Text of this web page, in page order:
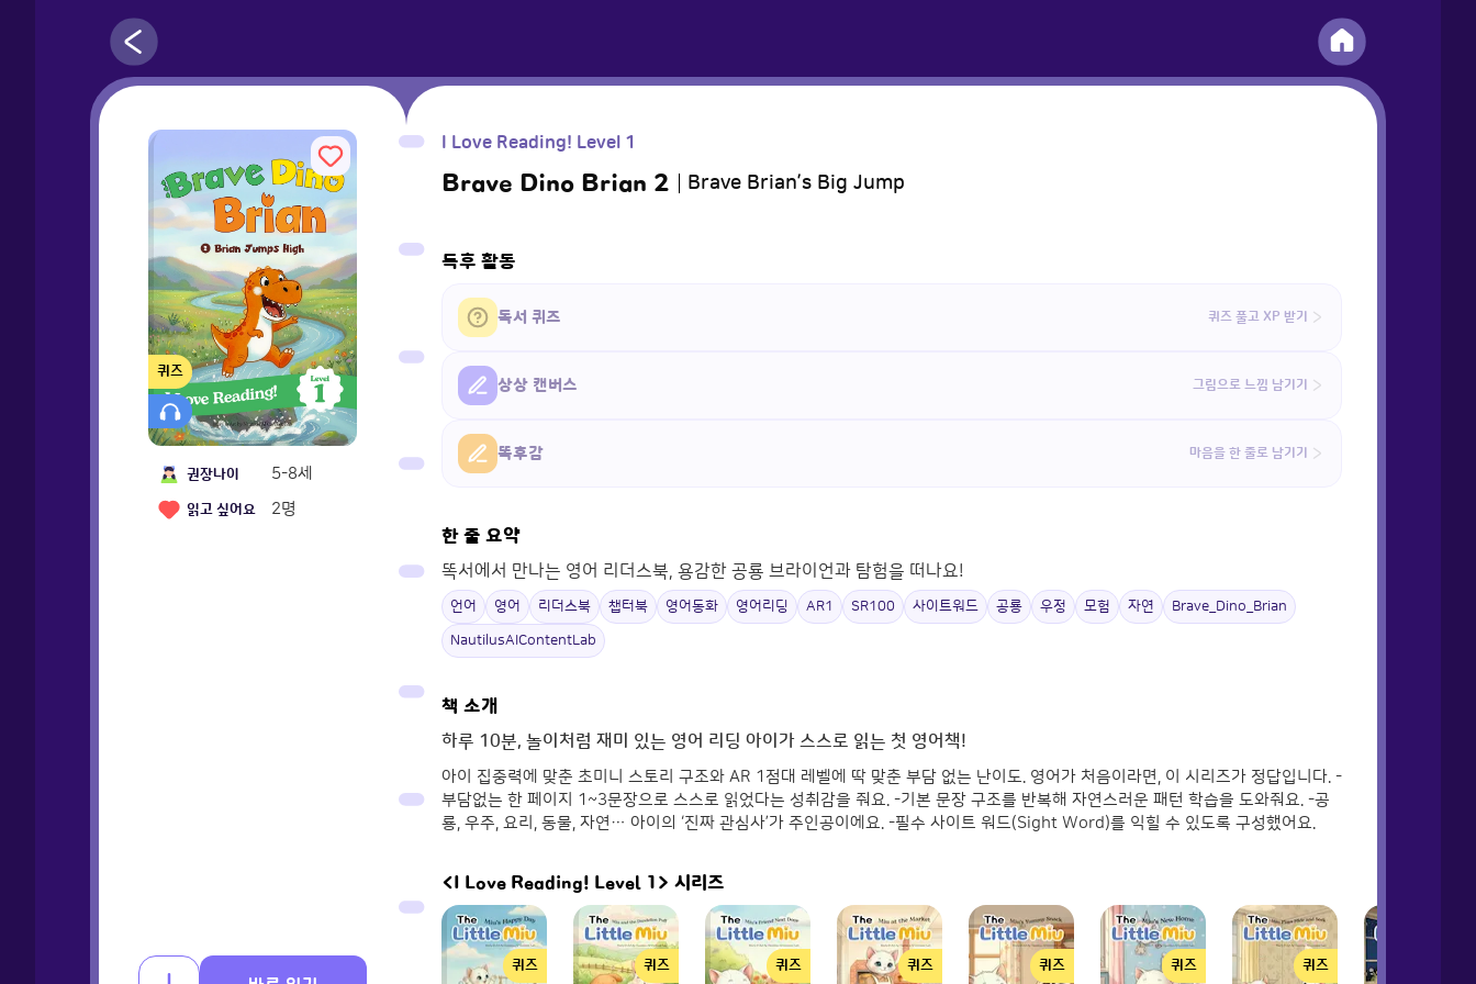
퀴즈
권장나이 5-8세
읽고 싶어요 2명
I Love Reading! Level 1
Brave Dino Brian 2 Brave Brian’s Big Jump
독후 활동
독서 퀴즈 퀴즈 풀고 XP 받기
상상 캔버스 그림으로 느낌 남기기
똑후감 마음을 한 줄로 남기기
한 줄 요약
똑서에서 만나는 영어 리더스북, 용감한 공룡 브라이언과 탐험을 떠나요!
언어 영어 리더스북 챕터북 영어동화 영어리딩 AR1 SR100 사이트워드 공룡 우정 모험 자연 Brave_Dino_Brian
NautilusAIContentLab
책 소개
하루 10분, 놀이처럼 재미 있는 영어 리딩 아이가 스스로 읽는 첫 영어책!
아이 집중력에 맞춘 초미니 스토리 구조와 AR 1점대 레벨에 딱 맞춘 부담 없는 난이도. 영어가 처음이라면, 이 시리즈가 정답입니다. -
부담없는 한 페이지 1~3문장으로 스스로 읽었다는 성취감을 줘요. -기본 문장 구조를 반복해 자연스러운 패턴 학습을 도와줘요. -공
룡, 우주, 요리, 동물, 자연… 아이의 ‘진짜 관심사’가 주인공이에요. -필수 사이트 워드(Sight Word)를 익힐 수 있도록 구성했어요.
<I Love Reading! Level 1> 시리즈
퀴즈 퀴즈 퀴즈 퀴즈 퀴즈 퀴즈 퀴즈